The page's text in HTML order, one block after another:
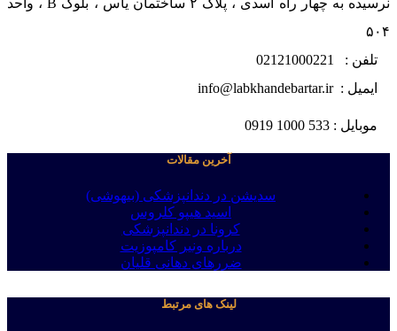
نرسیده به چهار راه اسدی ، پلاک ۲ ساختمان یاس ، بلوک B ، واحد
۵۰۴
تلفن : 02121000221
ایمیل : info@labkhandebartar.ir
موبایل : 533 1000 0919
آخرین مقالات
سدیشن در دندانپزشکی (بیهوشی)
اسید هیپو کلروس
کرونا در دندانپزشکی
درباره ونیر کامپوزیت
ضررهای دهانی قلیان
لینک های مرتبط